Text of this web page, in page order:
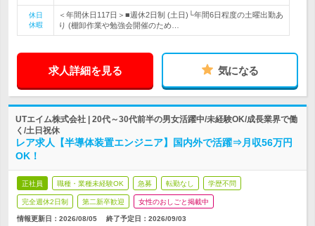
休日
休暇
＜年間休日117日＞■週休2日制 (土日)└年間6日程度の土曜出勤あ
り (棚卸作業や勉強会開催のため…
求人詳細を見る 気になる
UTエイム株式会社 | 20代～30代前半の男女活躍中/未経験OK/成長業界で働
く/土日祝休
レア求人【半導体装置エンジニア】国内外で活躍⇒月収56万円
OK！
正社員 職種・業種未経験OK 急募 転勤なし 学歴不問
完全週休2日制 第二新卒歓迎 女性のおしごと掲載中
情報更新日：2026/08/05 終了予定日： 2026/09/03